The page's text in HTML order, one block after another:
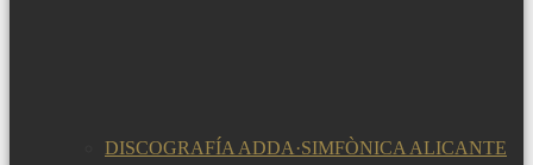
DISCOGRAFÍA ADDA·SIMFÒNICA ALICANTE